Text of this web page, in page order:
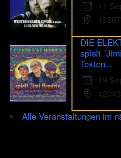
11
DIE
spielt
Texten...
19
Alle Veranstaltungen im